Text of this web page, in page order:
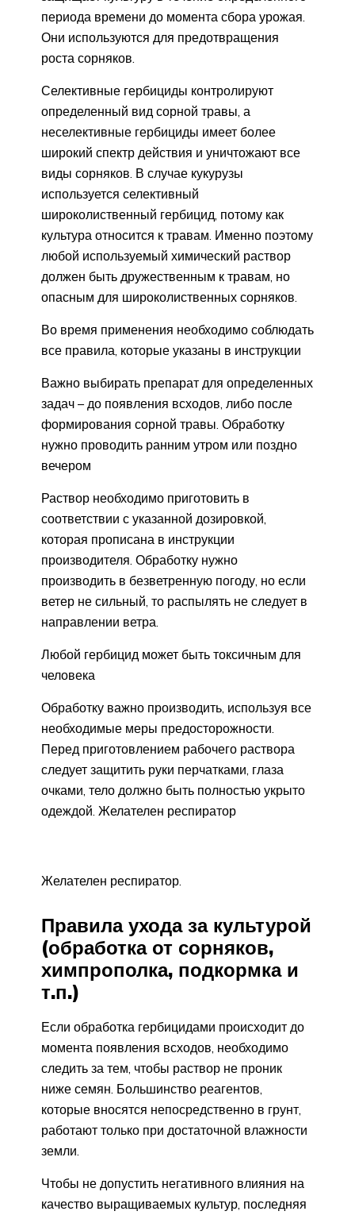
периода времени до момента сбора урожая.
Они используются для предотвращения
роста сорняков.
Селективные гербициды контролируют
определенный вид сорной травы, а
неселективные гербициды имеет более
широкий спектр действия и уничтожают все
виды сорняков. В случае кукурузы
используется селективный
широколиственный гербицид, потому как
культура относится к травам. Именно поэтому
любой используемый химический раствор
должен быть дружественным к травам, но
опасным для широколиственных сорняков.
Во время применения необходимо соблюдать
все правила, которые указаны в инструкции
Важно выбирать препарат для определенных
задач – до появления всходов, либо после
формирования сорной травы. Обработку
нужно проводить ранним утром или поздно
вечером
Раствор необходимо приготовить в
соответствии с указанной дозировкой,
которая прописана в инструкции
производителя. Обработку нужно
производить в безветренную погоду, но если
ветер не сильный, то распылять не следует в
направлении ветра.
Любой гербицид может быть токсичным для
человека
Обработку важно производить, используя все
необходимые меры предосторожности.
Перед приготовлением рабочего раствора
следует защитить руки перчатками, глаза
очками, тело должно быть полностью укрыто
одеждой. Желателен респиратор
Желателен респиратор.
Правила ухода за культурой
(обработка от сорняков,
химпрополка, подкормка и
т.п.)
Если обработка гербицидами происходит до
момента появления всходов, необходимо
следить за тем, чтобы раствор не проник
ниже семян. Большинство реагентов,
которые вносятся непосредственно в грунт,
работают только при достаточной влажности
земли.
Чтобы не допустить негативного влияния на
качество выращиваемых культур, последняя